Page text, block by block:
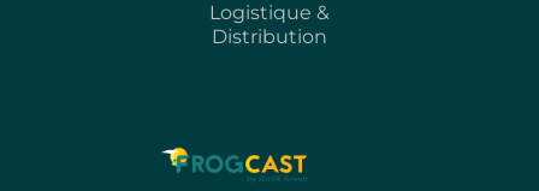
Logistique &
Distribution